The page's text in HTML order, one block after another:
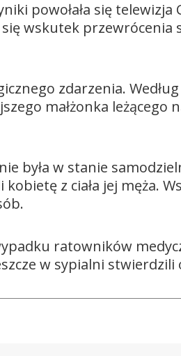
powołała się telewizja
wskutek przewrócenia
zdarzenia.
małżonka leżącego
była w stanie
z ciała jej męża.
ratowników
w sypialni stwierdzili